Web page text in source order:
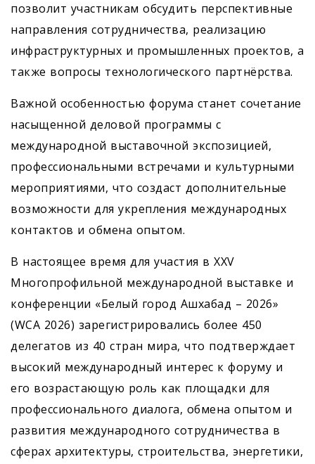
позволит участникам обсудить перспективные
направления сотрудничества, реализацию
инфраструктурных и промышленных проектов, а
также вопросы технологического партнёрства.
Важной особенностью форума станет сочетание
насыщенной деловой программы с
международной выставочной экспозицией,
профессиональными встречами и культурными
мероприятиями, что создаст дополнительные
возможности для укрепления международных
контактов и обмена опытом.
В настоящее время для участия в XXV
Многопрофильной международной выставке и
конференции «Белый город Ашхабад – 2026»
(WCA 2026) зарегистрировались более 450
делегатов из 40 стран мира, что подтверждает
высокий международный интерес к форуму и
его возрастающую роль как площадки для
профессионального диалога, обмена опытом и
развития международного сотрудничества в
сферах архитектуры, строительства, энергетики,